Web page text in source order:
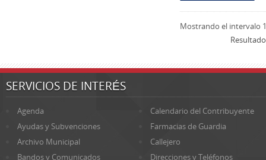
Mostrando el intervalo
SERVICIOS DE INTERÉS
Agenda
Calendario del Contribuyente
Ayudas y Subvenciones
Farmacias de Guardia
Archivo Municipal
Callejero
Bandos y Comunicados
Direcciones y Teléfonos